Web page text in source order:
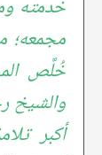
خدمته
مجمعه؛
خُلَّص
والشيخ
أكبر